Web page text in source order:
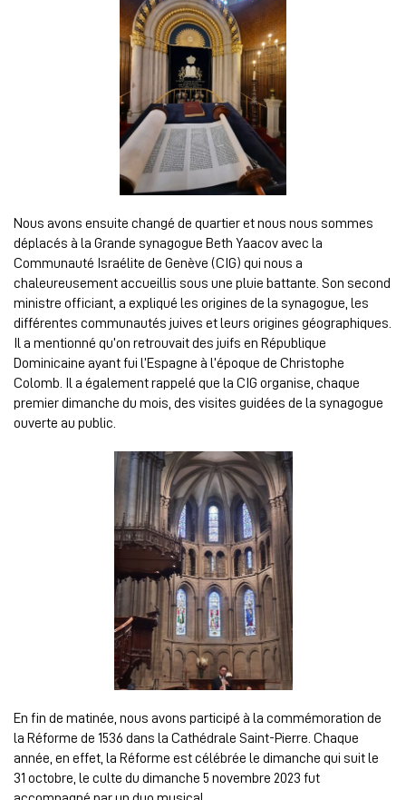
Nous avons ensuite changé de quartier et nous nous sommes
déplacés à la Grande synagogue Beth Yaacov avec la
Communauté Israélite de Genève (CIG) qui nous a
chaleureusement accueillis sous une pluie battante. Son second
ministre officiant, a expliqué les origines de la synagogue, les
différentes communautés juives et leurs origines géographiques.
Il a mentionné qu’on retrouvait des juifs en République
Dominicaine ayant fui l’Espagne à l’époque de Christophe
Colomb. Il a également rappelé que la CIG organise, chaque
premier dimanche du mois, des visites guidées de la synagogue
ouverte au public.
En fin de matinée, nous avons participé à la commémoration de
la Réforme de 1536 dans la Cathédrale Saint-Pierre. Chaque
année, en effet, la Réforme est célébrée le dimanche qui suit le
31 octobre, le culte du dimanche 5 novembre 2023 fut